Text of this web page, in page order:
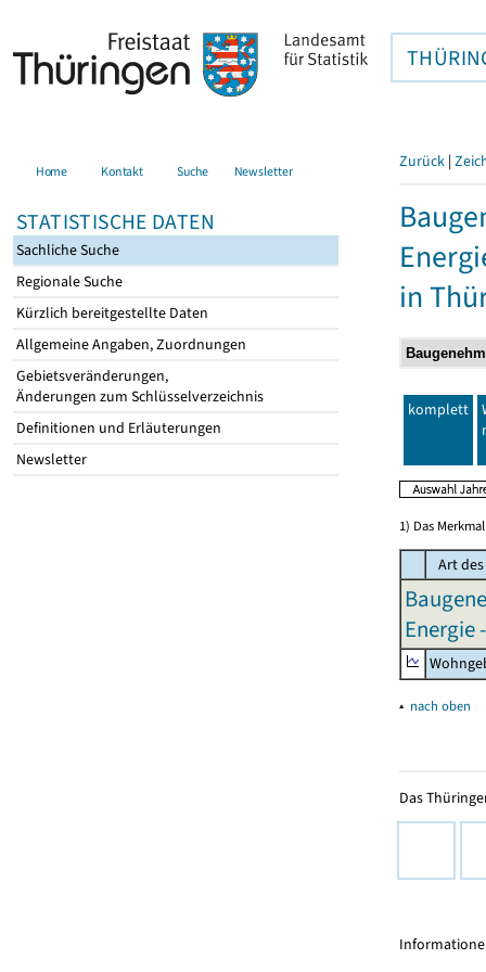
Home Kontakt Suche Newsletter
STATISTISCHE DATEN
Sachliche Suche
Regionale Suche
Kürzlich bereitgestellte Daten
Allgemeine Angaben, Zuordnungen
Gebietsveränderungen,
Änderungen zum Schlüsselverzeichnis
Definitionen und Erläuterungen
Newsletter
Zurück |
in
komplett
1) Das
Art
Energie
▴ nach oben
Das